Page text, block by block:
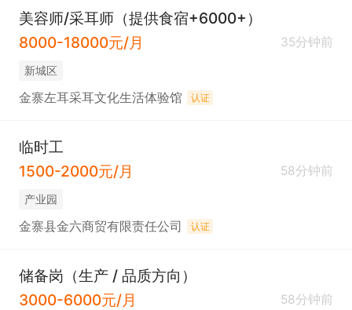
美容师/采耳师（提供食宿+6000+）
8000-18000元/月
35分钟前
新城区
金寨左耳采耳文化生活体验馆 认证
临时工
1500-2000元/月
58分钟前
产业园
金寨县金六商贸有限责任公司 认证
储备岗（生产 / 品质方向）
3000-6000元/月
58分钟前